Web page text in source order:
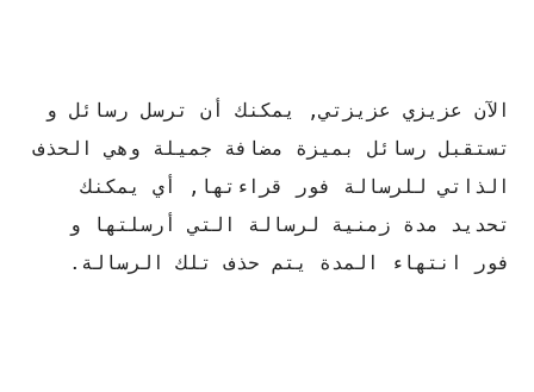
الآن عزيزي عزيزتي, يمكنك أن ترسل رسائل و
تستقبل رسائل بميزة مضافة جميلة وهي الحذف
الذاتي للرسالة فور قراءتها, أي يمكنك
تحديد مدة زمنية لرسالة التي أرسلتها و
فور انتهاء المدة يتم حذف تلك الرسالة.